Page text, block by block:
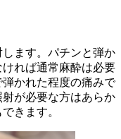
ます。パチンと弾か
れば通常麻酔は必要
かれた程度の痛みで
が必要な方はあらか
きます。